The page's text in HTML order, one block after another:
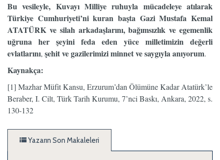
Bu vesileyle, Kuvayı Milliye ruhuyla mücadeleye atılarak
Türkiye Cumhuriyeti’ni kuran başta Gazi Mustafa Kemal
ATATÜRK ve silah arkadaşlarını, bağımsızlık ve egemenlik
uğruna her şeyini feda eden yüce milletimizin değerli
evlatlarını, şehit ve gazilerimizi minnet ve saygıyla anıyorum.
Kaynakça:
[1] Mazhar Müfit Kansu, Erzurum’dan Ölümüne Kadar Atatürk’le
Beraber, I. Cilt, Türk Tarih Kurumu, 7’nci Baskı, Ankara, 2022, s.
130-132
Yazarın Son Makaleleri